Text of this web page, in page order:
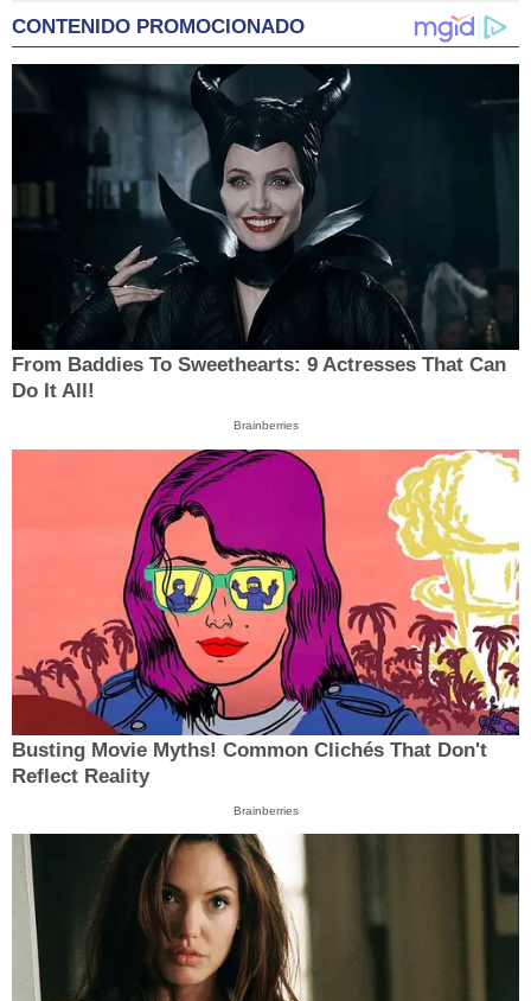
CONTENIDO PROMOCIONADO
From Baddies To Sweethearts: 9 Actresses That Can
Do It All!
Brainberries
Busting Movie Myths! Common Clichés That Don't
Reflect Reality
Brainberries